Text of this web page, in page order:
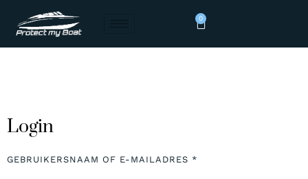
0
Login
GEBRUIKERSNAAM OF E-MAILADRES *